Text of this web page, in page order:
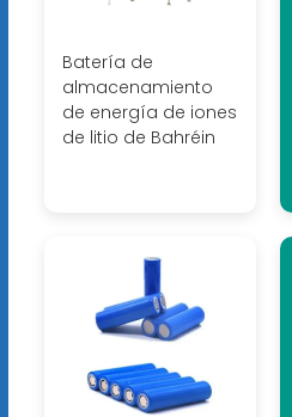
Batería de
almacenamiento
de energía de iones
de litio de Bahréin